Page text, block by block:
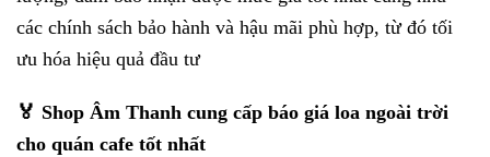
các chính sách bảo hành và hậu mãi phù hợp, từ đó tối
ưu hóa hiệu quả đầu tư
🏅 Shop Âm Thanh cung cấp báo giá loa ngoài trời
cho quán cafe tốt nhất